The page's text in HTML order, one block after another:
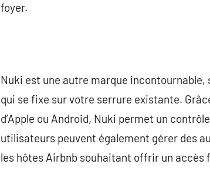
foyer.
Nuki est une autre marque
qui se fixe sur votre serrure existante.
d’Apple ou Android, Nuki permet un
utilisateurs peuvent également gérer des
les hôtes Airbnb souhaitant offrir un accès